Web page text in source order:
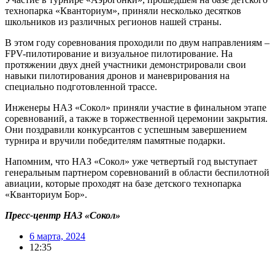
технопарка «Кванториум», приняли несколько десятков
школьников из различных регионов нашей страны.
В этом году соревнования проходили по двум направлениям –
FPV-пилотирование и визуальное пилотирование. На
протяжении двух дней участники демонстрировали свои
навыки пилотирования дронов и маневрирования на
специально подготовленной трассе.
Инженеры НАЗ «Сокол» приняли участие в финальном этапе
соревнований, а также в торжественной церемонии закрытия.
Они поздравили конкурсантов с успешным завершением
турнира и вручили победителям памятные подарки.
Напомним, что НАЗ «Сокол» уже четвертый год выступает
генеральным партнером соревнований в области беспилотной
авиации, которые проходят на базе детского технопарка
«Кванториум Бор».
Пресс-центр НАЗ «Сокол»
6 марта, 2024
12:35